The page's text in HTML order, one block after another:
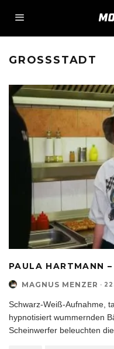
GROSSSTADT
PAULA HARTMANN
MAGNUS MENZER ·
Schwarz-Weiß-Aufnahme,
hypnotisiert wummernden
Scheinwerfer beleuchten